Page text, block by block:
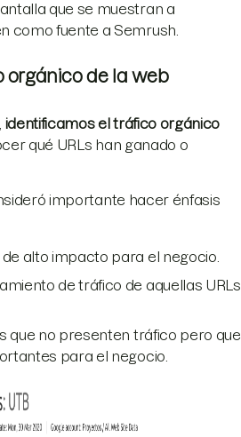
que se muestran a
como fuente a Semrush.
orgánico de la web
identificamos el tráfico orgánico
qué URLs han ganado o
importante hacer énfasis
alto impacto para el negocio.
de tráfico de aquellas URLs
que no presenten tráfico pero que
para el negocio.